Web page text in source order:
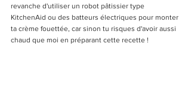
revanche d'utiliser un robot pâtissier type
KitchenAid ou des batteurs électriques pour monter
ta crème fouettée, car sinon tu risques d'avoir aussi
chaud que moi en préparant cette recette !